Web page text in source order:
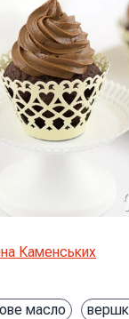
Каменських
масло